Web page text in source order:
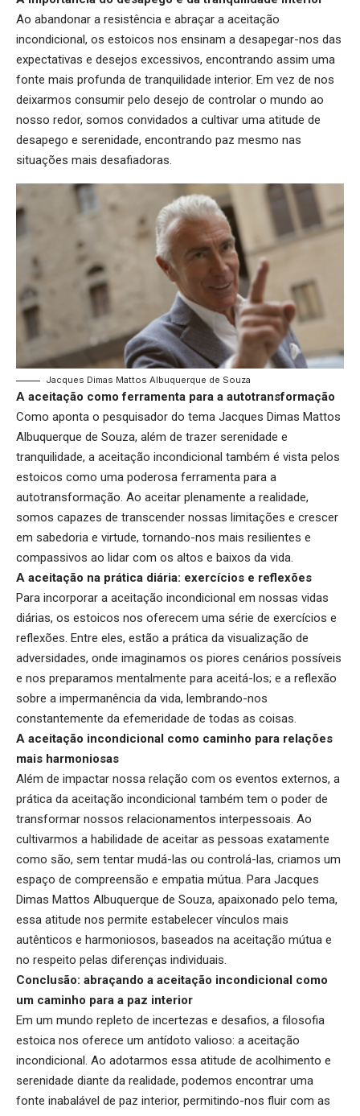
Ao abandonar a resistência e abraçar a aceitação
incondicional, os estoicos nos ensinam a desapegar-nos das
expectativas e desejos excessivos, encontrando assim uma
fonte mais profunda de tranquilidade interior. Em vez de nos
deixarmos consumir pelo desejo de controlar o mundo ao
nosso redor, somos convidados a cultivar uma atitude de
desapego e serenidade, encontrando paz mesmo nas
situações mais desafiadoras.
Jacques Dimas Mattos Albuquerque de Souza
A aceitação como ferramenta para a autotransformação
Como aponta o pesquisador do tema Jacques Dimas Mattos
Albuquerque de Souza, além de trazer serenidade e
tranquilidade, a aceitação incondicional também é vista pelos
estoicos como uma poderosa ferramenta para a
autotransformação. Ao aceitar plenamente a realidade,
somos capazes de transcender nossas limitações e crescer
em sabedoria e virtude, tornando-nos mais resilientes e
compassivos ao lidar com os altos e baixos da vida.
A aceitação na prática diária: exercícios e reflexões
Para incorporar a aceitação incondicional em nossas vidas
diárias, os estoicos nos oferecem uma série de exercícios e
reflexões. Entre eles, estão a prática da visualização de
adversidades, onde imaginamos os piores cenários possíveis
e nos preparamos mentalmente para aceitá-los; e a reflexão
sobre a impermanência da vida, lembrando-nos
constantemente da efemeridade de todas as coisas.
A aceitação incondicional como caminho para relações
mais harmoniosas
Além de impactar nossa relação com os eventos externos, a
prática da aceitação incondicional também tem o poder de
transformar nossos relacionamentos interpessoais. Ao
cultivarmos a habilidade de aceitar as pessoas exatamente
como são, sem tentar mudá-las ou controlá-las, criamos um
espaço de compreensão e empatia mútua. Para Jacques
Dimas Mattos Albuquerque de Souza, apaixonado pelo tema,
essa atitude nos permite estabelecer vínculos mais
autênticos e harmoniosos, baseados na aceitação mútua e
no respeito pelas diferenças individuais.
Conclusão: abraçando a aceitação incondicional como
um caminho para a paz interior
Em um mundo repleto de incertezas e desafios, a filosofia
estoica nos oferece um antídoto valioso: a aceitação
incondicional. Ao adotarmos essa atitude de acolhimento e
serenidade diante da realidade, podemos encontrar uma
fonte inabalável de paz interior, permitindo-nos fluir com as